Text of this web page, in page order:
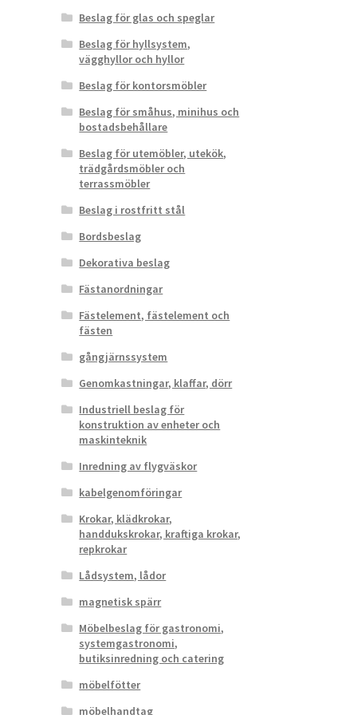
Beslag för glas och speglar
Beslag för hyllsystem,
vägghyllor och hyllor
Beslag för kontorsmöbler
Beslag för småhus, minihus och
bostadsbehållare
Beslag för utemöbler, utekök,
trädgårdsmöbler och
terrassmöbler
Beslag i rostfritt stål
Bordsbeslag
Dekorativa beslag
Fästanordningar
Fästelement, fästelement och
fästen
gångjärnssystem
Genomkastningar, klaffar, dörr
Industriell beslag för
konstruktion av enheter och
maskinteknik
Inredning av flygväskor
kabelgenomföringar
Krokar, klädkrokar,
handdukskrokar, kraftiga krokar,
repkrokar
Lådsystem, lådor
magnetisk spärr
Möbelbeslag för gastronomi,
systemgastronomi,
butiksinredning och catering
möbelfötter
möbelhandtag